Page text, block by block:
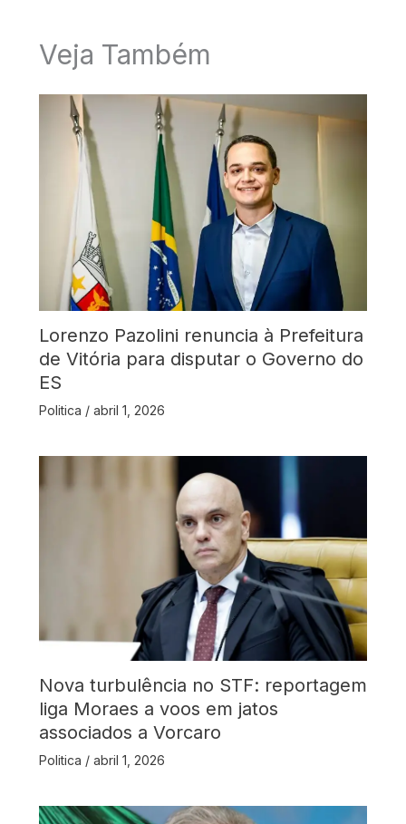
Veja Também
Lorenzo Pazolini renuncia à Prefeitura
de Vitória para disputar o Governo do
ES
Politica / abril 1, 2026
Nova turbulência no STF: reportagem
liga Moraes a voos em jatos
associados a Vorcaro
Politica / abril 1, 2026